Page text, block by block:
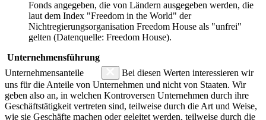
Fonds angegeben, die von Ländern ausgegeben werden, die
laut dem Index "Freedom in the World" der
Nichtregierungsorganisation Freedom House als "unfrei"
gelten (Datenquelle: Freedom House).
Unternehmensführung
Unternehmensanteile
Bei diesen Werten interessieren wir
uns für die Anteile von Unternehmen und nicht von Staaten. Wir
geben also an, in welchen Kontroversen Unternehmen durch ihre
Geschäftstätigkeit vertreten sind, teilweise durch die Art und Weise,
wie sie Geschäfte machen oder geleitet werden, teilweise durch die